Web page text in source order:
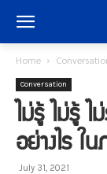
Home
Conversation
ไม่รู้ ไม่รู้
อย่างไร ใ
July 31, 2021